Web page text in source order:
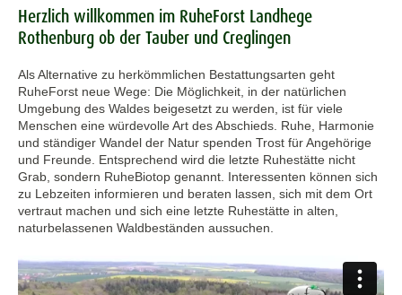
Herzlich willkommen im RuheForst Landhege
Rothenburg ob der Tauber und Creglingen
Als Alternative zu herkömmlichen Bestattungsarten geht
RuheForst neue Wege: Die Möglichkeit, in der natürlichen
Umgebung des Waldes beigesetzt zu werden, ist für viele
Menschen eine würdevolle Art des Abschieds. Ruhe, Harmonie
und ständiger Wandel der Natur spenden Trost für Angehörige
und Freunde. Entsprechend wird die letzte Ruhestätte nicht
Grab, sondern RuheBiotop genannt. Interessenten können sich
zu Lebzeiten informieren und beraten lassen, sich mit dem Ort
vertraut machen und sich eine letzte Ruhestätte in alten,
naturbelassenen Waldbeständen aussuchen.